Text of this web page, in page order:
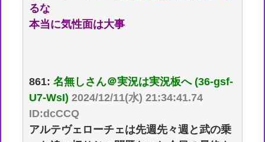
るな
本当に気性面は大事
861:名無しさん＠実況は実況板へ (36-gsf-
U7-WsI) 2024/12/11(水) 21:34:41.74
ID:dcCCQ
アルテヴェローチェは先週先々週と武の乗